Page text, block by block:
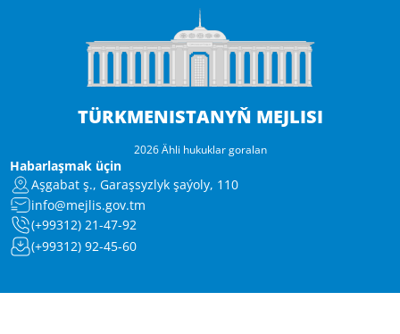
TÜRKMENISTANYŇ MEJLISI
2026 Ähli hukuklar goralan
Habarlaşmak üçin
Aşgabat ş., Garaşsyzlyk şaýoly, 110
info@mejlis.gov.tm
(+99312) 21-47-92
(+99312) 92-45-60